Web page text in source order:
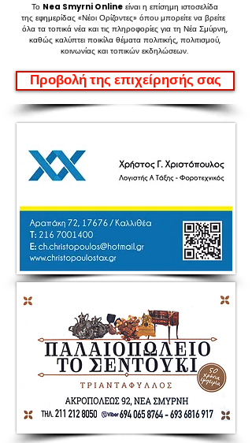
Το Nea Smyrni Onlineείναι η επίσημη ιστοσελίδα
της εφημερίδας «Νέοι Ορίζοντες» όπου μπορείτε να βρείτε
όλα τα τοπικά νέα και τις πληροφορίες για τη Νέα Σμύρνη,
καθώς καλύπτει ποικίλα θέματα πολιτικής, πολιτισμού,
κοινωνίας και τοπικών εκδηλώσεων.
Προβολή της επιχείρησής σας